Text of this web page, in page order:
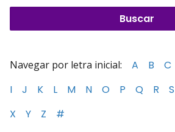
Navegar por letra inicial: A B C
I
J K L M N O P Q R S
X
Y Z #